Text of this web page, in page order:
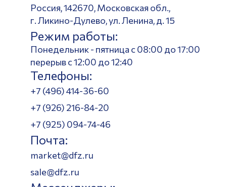
Россия, 142670, Московская обл.,
г. Ликино-Дулево, ул. Ленина, д. 15
Режим работы:
Понедельник - пятница с 08:00 до 17:00
перерыв с 12:00 до 12:40
Телефоны:
+7 (496) 414-36-60
+7 (926) 216-84-20
+7 (925) 094-74-46
Почта:
market@dfz.ru
sale@dfz.ru